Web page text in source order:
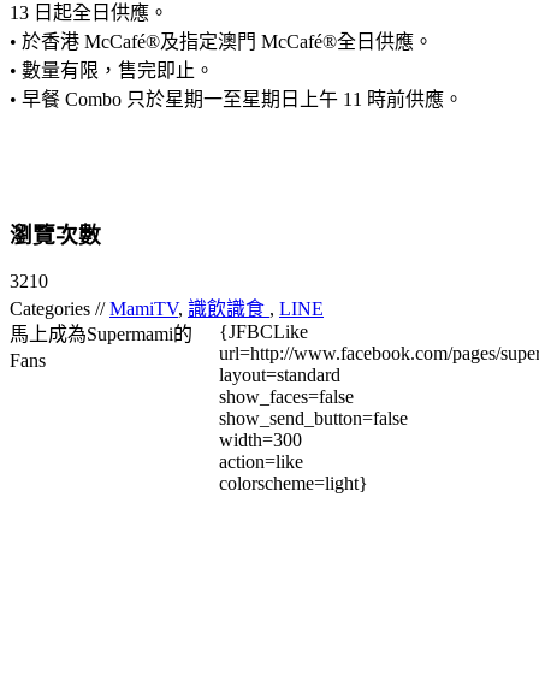
13 日起全日供應。
• 於香港 McCafé®及指定澳門 McCafé®全日供應。
• 數量有限，售完即止。
• 早餐 Combo 只於星期一至星期日上午 11 時前供應。
瀏覽次數
3210
Categories //MamiTV, 識飲識食 , LINE
馬上成為Supermami的
Fans
{JFBCLike
url=http://www.facebook.com/pages/
layout=standard
show_faces=false
show_send_button=false
width=300
action=like
colorscheme=light}